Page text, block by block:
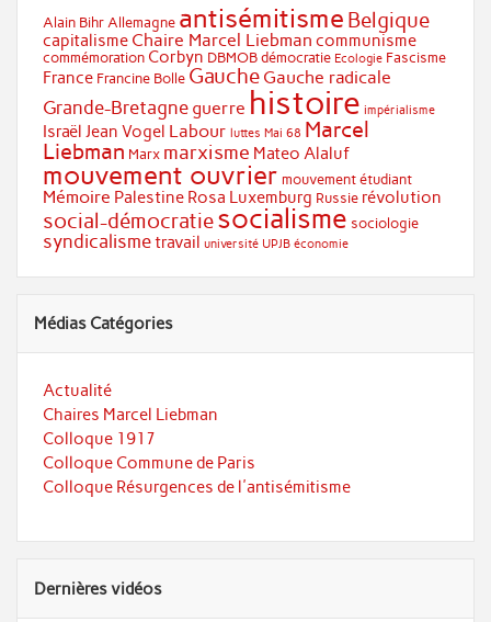
Alain Bihr Allemagne antisémitisme Belgique
capitalisme Chaire Marcel Liebman communisme
commémoration Corbyn DBMOB démocratie Ecologie Fascisme
France Francine Bolle Gauche Gauche radicale
Grande-Bretagne guerre histoire impérialisme
Israël Jean Vogel Labour luttes Mai 68 Marcel
Liebman Marx marxisme Mateo Alaluf
mouvement ouvrier mouvement étudiant
Mémoire Palestine Rosa Luxemburg Russie révolution
social-démocratiesocialisme sociologie
syndicalismetravail université UPJB économie
Médias Catégories
Actualité
Chaires Marcel Liebman
Colloque 1917
Colloque Commune de Paris
Colloque Résurgences de l'antisémitisme
Dernières vidéos